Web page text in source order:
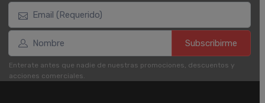
Subscribirme
Enterate antes que nadie de nuestras promociones, descuentos y
acciones comerciales.